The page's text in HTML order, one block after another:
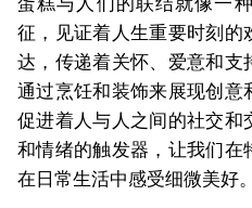
征，见证着人生重要时刻的
达，传递着关怀、爱意和支
通过烹饪和装饰来展现创意
促进着人与人之间的社交和
和情绪的触发器，让我们在
在日常生活中感受细微美好。